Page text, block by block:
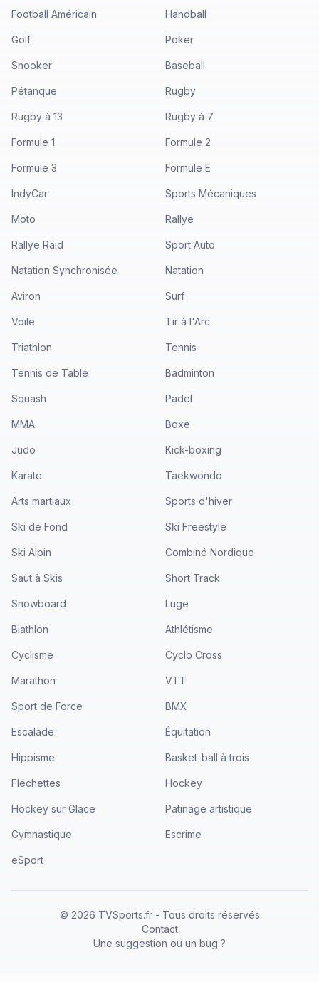
Football Américain Handball
Golf Poker
Snooker Baseball
Pétanque Rugby
Rugby à 13 Rugby à 7
Formule 1 Formule 2
Formule 3 Formule E
IndyCar Sports Mécaniques
Moto Rallye
Rallye Raid Sport Auto
Natation Synchronisée Natation
Aviron Surf
Voile Tir à l'Arc
Triathlon Tennis
Tennis de Table Badminton
Squash Padel
MMA Boxe
Judo Kick-boxing
Karate Taekwondo
Arts martiaux Sports d'hiver
Ski de Fond Ski Freestyle
Ski Alpin Combiné Nordique
Saut à Skis Short Track
Snowboard Luge
Biathlon Athlétisme
Cyclisme Cyclo Cross
Marathon VTT
Sport de Force BMX
Escalade Équitation
Hippisme Basket-ball à trois
Fléchettes Hockey
Hockey sur Glace Patinage artistique
Gymnastique Escrime
eSport
© 2026 TVSports.fr - Tous droits réservés
Contact
Une suggestion ou un bug ?